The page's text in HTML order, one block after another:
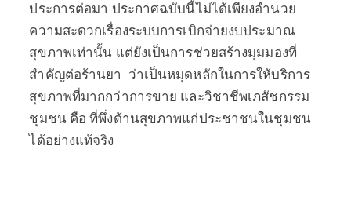
ประการต่อมา ประกาศฉบับนี้ไม่ได้เพียงอำนวย
ความสะดวกเรื่องระบบการเบิกจ่ายงบประมาณ
สุขภาพเท่านั้น แต่ยังเป็นการช่วยสร้างมุมมองที่
สำคัญต่อร้านยา ว่าเป็นหมุดหลักในการให้บริการ
สุขภาพที่มากกว่าการขาย และวิชาชีพเภสัชกรรม
ชุมชน คือ ที่พึ่งด้านสุขภาพแก่ประชาชนในชุมชน
ได้อย่างแท้จริง